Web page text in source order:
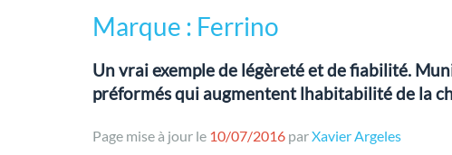
Marque : Ferrino
Un vrai exemple de légèreté et de fiabilité.
préformés qui augmentent lhabitabilité de la
Page mise à jour le 10/07/2016 parXavier Argeles